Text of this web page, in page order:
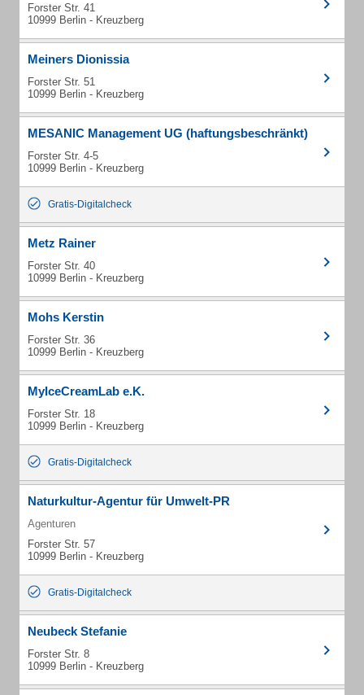
Forster Str. 41
10999 Berlin - Kreuzberg
Meiners Dionissia
Forster Str. 51
10999 Berlin - Kreuzberg
MESANIC Management UG (haftungsbeschränkt)
Forster Str. 4-5
10999 Berlin - Kreuzberg
Gratis-Digitalcheck
Metz Rainer
Forster Str. 40
10999 Berlin - Kreuzberg
Mohs Kerstin
Forster Str. 36
10999 Berlin - Kreuzberg
MyIceCreamLab e.K.
Forster Str. 18
10999 Berlin - Kreuzberg
Gratis-Digitalcheck
Naturkultur-Agentur für Umwelt-PR
Agenturen
Forster Str. 57
10999 Berlin - Kreuzberg
Gratis-Digitalcheck
Neubeck Stefanie
Forster Str. 8
10999 Berlin - Kreuzberg